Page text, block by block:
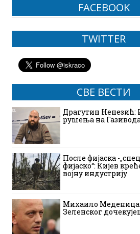
FACEBOOK
TWITTER
СВЕ ВЕСТИ
Драгутин Ненезић:
рушења на
После фијаска -
фијаско“: Кијев
војну индустрију
Михаило
Зеленског